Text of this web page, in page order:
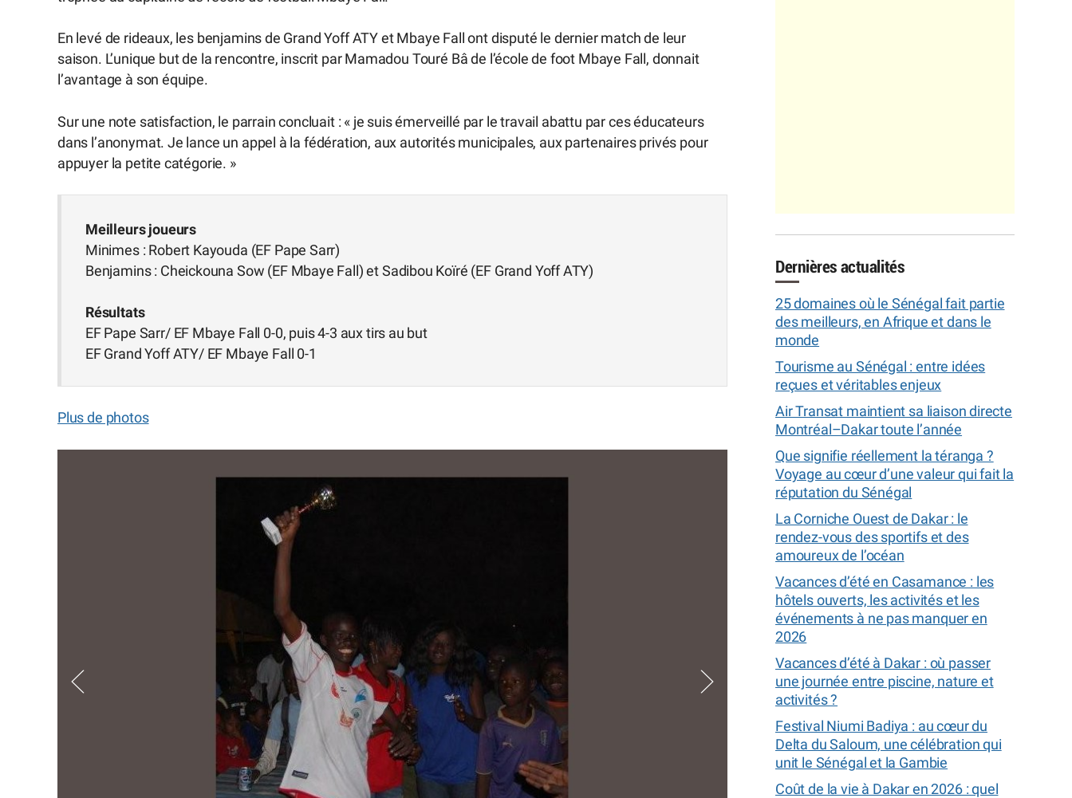
En levé de rideaux, les benjamins de Grand Yoff ATY et Mbaye Fall ont disputé le dernier match de leur
saison. L’unique but de la rencontre, inscrit par Mamadou Touré Bâ de l’école de foot Mbaye Fall, donnait
l’avantage à son équipe.
Sur une note satisfaction, le parrain concluait : « je suis émerveillé par le travail abattu par ces éducateurs
dans l’anonymat. Je lance un appel à la fédération, aux autorités municipales, aux partenaires privés pour
appuyer la petite catégorie. »
Meilleurs joueurs
Minimes : Robert Kayouda (EF Pape Sarr)
Benjamins : Cheickouna Sow (EF Mbaye Fall) et Sadibou Koïré (EF Grand Yoff ATY)
Résultats
EF Pape Sarr/ EF Mbaye Fall 0-0, puis 4-3 aux tirs au but
EF Grand Yoff ATY/ EF Mbaye Fall 0-1
Plus de photos
Dernières actualités
25 domaines où le Sénégal fait partie
des meilleurs, en Afrique et dans le
monde
Tourisme au Sénégal : entre idées
reçues et véritables enjeux
Air Transat maintient sa liaison directe
Montréal–Dakar toute l’année
Que signifie réellement la téranga ?
Voyage au cœur d’une valeur qui fait la
réputation du Sénégal
La Corniche Ouest de Dakar : le
rendez-vous des sportifs et des
amoureux de l’océan
Vacances d’été en Casamance : les
hôtels ouverts, les activités et les
événements à ne pas manquer en
2026
Vacances d’été à Dakar : où passer
une journée entre piscine, nature et
activités ?
Festival Niumi Badiya : au cœur du
Delta du Saloum, une célébration qui
unit le Sénégal et la Gambie
Coût de la vie à Dakar en 2026 : quel